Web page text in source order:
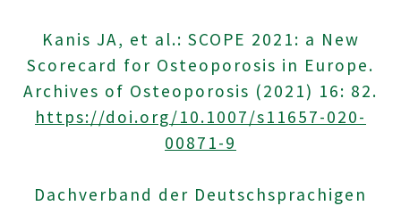
Kanis JA, et al.: SCOPE 2021: a New
Scorecard for Osteoporosis in Europe.
Archives of Osteoporosis (2021) 16: 82.
https://doi.org/10.1007/s11657-020-
00871-9
Dachverband der Deutschsprachigen